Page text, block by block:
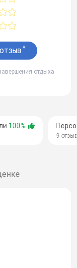
100%
9
*
отдыха